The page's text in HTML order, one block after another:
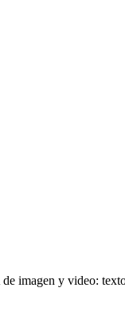
imagen y video: